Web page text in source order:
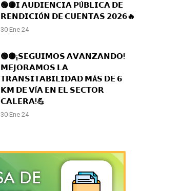
🟢🟡𝗜 𝗔𝗨𝗗𝗜𝗘𝗡𝗖𝗜𝗔 𝗣Ú𝗕𝗟𝗜𝗖𝗔 𝗗𝗘
𝗥𝗘𝗡𝗗𝗜𝗖𝗜Ó𝗡 𝗗𝗘 𝗖𝗨𝗘𝗡𝗧𝗔𝗦 𝟮𝟬𝟮𝟲🔥
30 Ene 24
🟢🟡¡𝗦𝗘𝗚𝗨𝗜𝗠𝗢𝗦 𝗔𝗩𝗔𝗡𝗭𝗔𝗡𝗗𝗢!
𝗠𝗘𝗝𝗢𝗥𝗔𝗠𝗢𝗦 𝗟𝗔
𝗧𝗥𝗔𝗡𝗦𝗜𝗧𝗔𝗕𝗜𝗟𝗜𝗗𝗔𝗗 𝗠Á𝗦 𝗗𝗘 𝟲
𝗞𝗠 𝗗𝗘 𝗩Í𝗔 𝗘𝗡 𝗘𝗟 𝗦𝗘𝗖𝗧𝗢𝗥
𝗖𝗔𝗟𝗘𝗥𝗔!💪
30 Ene 24